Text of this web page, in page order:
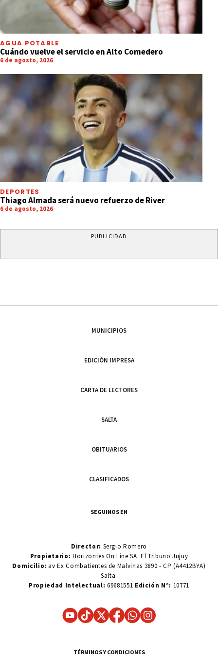
AGUA POTABLE
Cuándo vuelve el servicio en Alto Comedero
6 de agosto, 2026
DEPORTES
Thiago Almada será nuevo refuerzo de River
6 de agosto, 2026
PUBLICIDAD
MUNICIPIOS
EDICIÓN IMPRESA
CARTA DE LECTORES
SALTA
OBITUARIOS
CLASIFICADOS
SEGUINOS EN
Director: Sergio Romero
Propietario:Horizontes On Line SA. El Tribuno Jujuy
Domicilio: av Ex Combatientes de Malvinas 3890 - CP (A4412BYA)
Salta.
Propiedad Intelectual: 69681551 Edición N°: 10771
TÉRMINOS Y CONDICIONES